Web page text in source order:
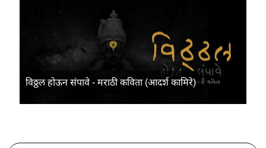
विठ्ठल होऊन संपावे - मराठी कविता (आदर्श कामिरे)